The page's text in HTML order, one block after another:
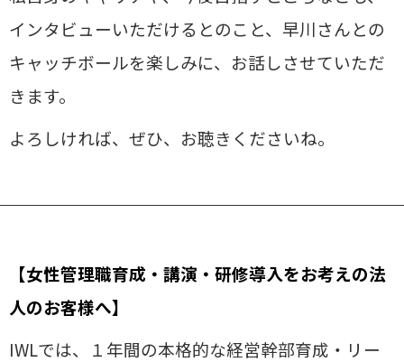
インタビューいただけるとのこと、早川さんとの
キャッチボールを楽しみに、お話しさせていただ
きます。
よろしければ、ぜひ、お聴きくださいね。
【女性管理職育成・講演・研修導入をお考えの法
人のお客様へ】
IWLでは、１年間の本格的な経営幹部育成・リー